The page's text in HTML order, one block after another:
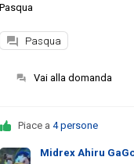
Pasqua
Pasqua
Vai alla domanda
Piace a4 persone
Midrex Ahiru